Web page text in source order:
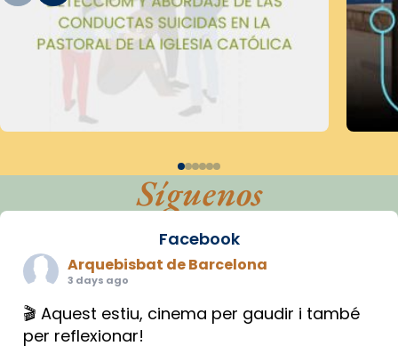
Síguenos
Facebook
Arquebisbat de Barcelona
3 days ago
🎬 Aquest estiu, cinema per gaudir i també
per reflexionar!